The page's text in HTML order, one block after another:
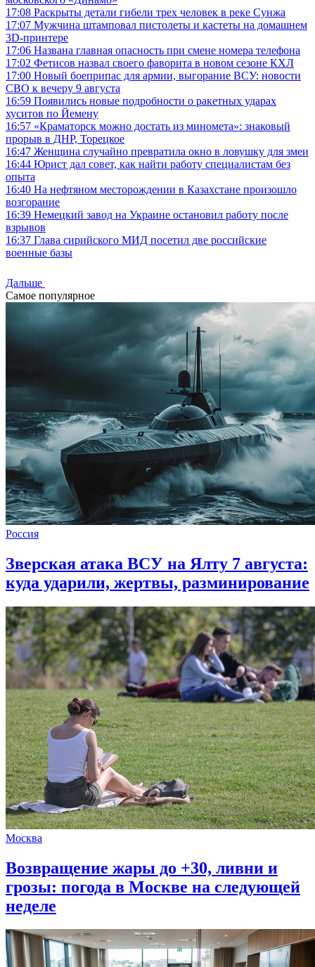
17:08 Раскрыты детали гибели трех человек в реке Сунжа
17:07 Мужчина штамповал пистолеты и кастеты на домашнем
3D-принтере
17:06 Названа главная опасность при смене номера телефона
17:02 Фетисов назвал своего фаворита в новом сезоне КХЛ
17:00 Новый боеприпас для армии, выгорание ВСУ: новости
СВО к вечеру 9 августа
16:59 Появились новые подробности о ракетных ударах
хуситов по Йемену
16:57 «Краматорск можно достать из миномета»: знаковый
прорыв в ДНР, Торецкое
16:47 Женщина случайно превратила окно в ловушку для змеи
16:44 Юрист дал совет, как найти работу специалистам без
опыта
16:40 На нефтяном месторождении в Казахстане произошло
возгорание
16:39 Немецкий завод на Украине остановил работу после
взрывов
16:37 Глава сирийского МИД посетил две российские
военные базы
Дальше
Самое популярное
Россия
Зверская атака ВСУ на Ялту 7 августа:
куда ударили, жертвы, разминирование
Москва
Возвращение жары до +30, ливни и
грозы: погода в Москве на следующей
неделе